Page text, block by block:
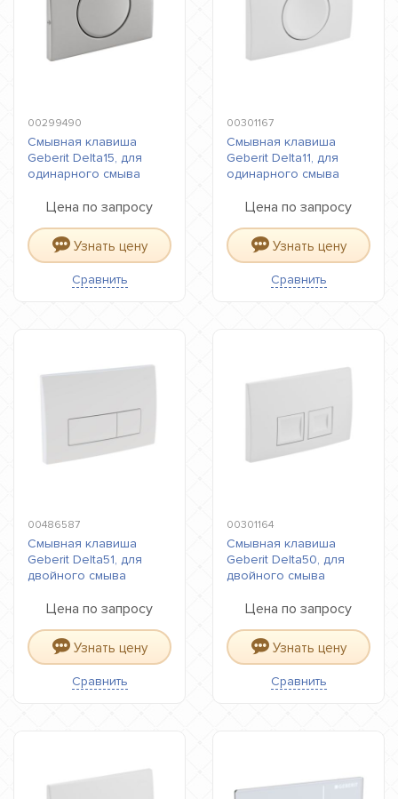
00299490
Смывная клавиша
Geberit Delta15, для
одинарного смыва
Цена по запросу
Узнать цену
Сравнить
00301167
Смывная клавиша
Geberit Delta11, для
одинарного смыва
Цена по запросу
Узнать цену
Сравнить
00486587
Смывная клавиша
Geberit Delta51, для
двойного смыва
Цена по запросу
Узнать цену
Сравнить
00301164
Смывная клавиша
Geberit Delta50, для
двойного смыва
Цена по запросу
Узнать цену
Сравнить